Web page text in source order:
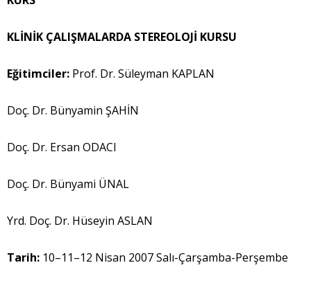
KLİNİK ÇALIŞMALARDA STEREOLOJİ KURSU
Eğitimciler: Prof. Dr. Süleyman KAPLAN
Doç. Dr. Bünyamin ŞAHİN
Doç. Dr. Ersan ODACI
Doç. Dr. Bünyami ÜNAL
Yrd. Doç. Dr. Hüseyin ASLAN
Tarih: 10–11–12 Nisan 2007 Salı-Çarşamba-Perşembe